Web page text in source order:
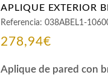
APLIQUE EXTERIOR
Referencia:038ABEL1-
278,94€
Aplique de pared con